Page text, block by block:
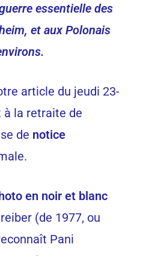
essentielle des
et aux Polonais
article du jeudi 23-
à la retraite de
de notice
en noir et blanc
(de 1977, ou
Pani